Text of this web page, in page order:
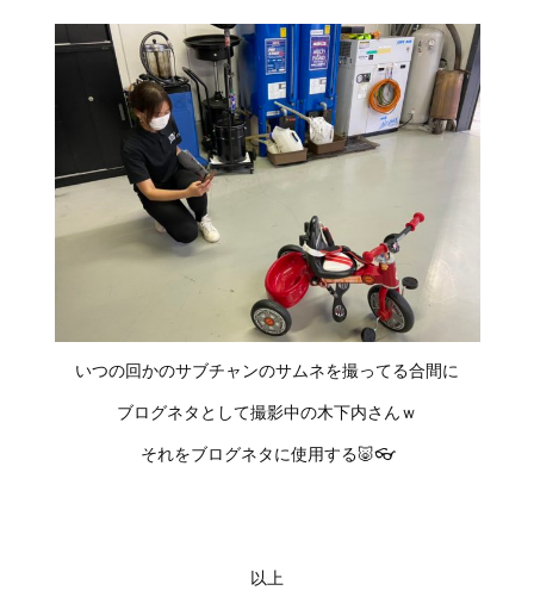
いつの回かのサブチャンのサムネを撮ってる合間に
ブログネタとして撮影中の木下内さんｗ
それをブログネタに使用する🐷👓
以上